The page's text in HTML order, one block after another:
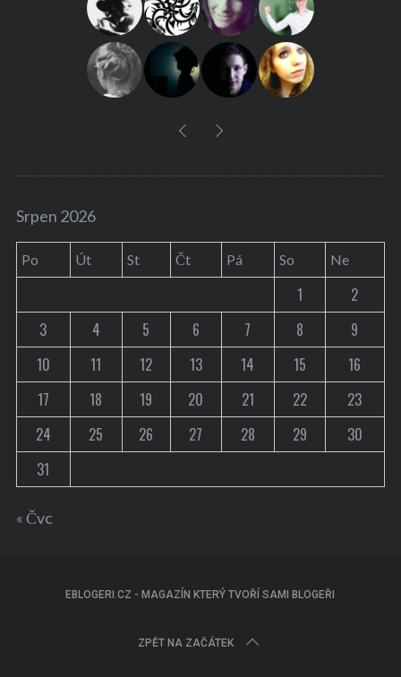
Srpen 2026
Po Út St Čt Pá So Ne
1
2
3
4 5 6 7 8
9
10
11 12 13 14 15
16
17
18 19 20 21 22
23
24
25 26 27 28 29
30
31
« Čvc
EBLOGERI.CZ - MAGAZÍN KTERÝ TVOŘÍ SAMI BLOGEŘI
ZPĚT NA ZAČÁTEK